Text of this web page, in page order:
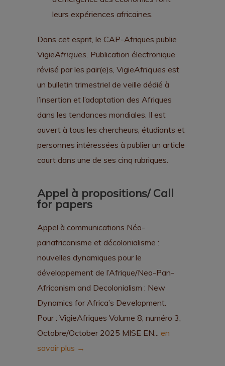
leurs expériences africaines.
Dans cet esprit, le CAP-Afriques publie
VigieAfriques. Publication électronique
révisé par les pair(e)s, VigieAfriques est
un bulletin trimestriel de veille dédié à
l’insertion et l’adaptation des Afriques
dans les tendances mondiales. Il est
ouvert à tous les chercheurs, étudiants et
personnes intéressées à publier un article
court dans une de ses cinq rubriques.
Appel à propositions/ Call
for papers
Appel à communications Néo-
panafricanisme et décolonialisme :
nouvelles dynamiques pour le
développement de l’Afrique/Neo-Pan-
Africanism and Decolonialism : New
Dynamics for Africa’s Development.
Pour : VigieAfriques Volume 8, numéro 3,
Octobre/October 2025 MISE EN... en
savoir plus →